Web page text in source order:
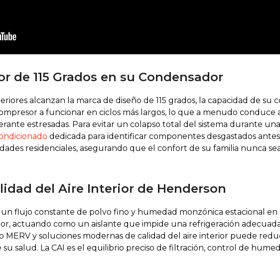
de 115 Grados en su Condensador
alcanzan la marca de diseño de 115 grados, la capacidad de su
a funcionar en ciclos más largos, lo que a menudo conduce
estresadas. Para evitar un colapso total del sistema durante
dedicada para identificar componentes desgastados
residenciales, asegurando que el confort de su familia nunca
del Aire Interior de Henderson
flujo constante de polvo fino y humedad monzónica estacional en
actuando como un aislante que impide una refrigeración
MERV y soluciones modernas de calidad del aire interior puede
salud. La CAI es el equilibrio preciso de filtración, control de